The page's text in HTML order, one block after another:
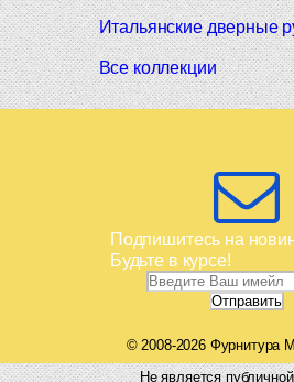
Итальянские дверные
Все коллекции
Подпишитесь на
Будьте в курсе!
© 2008-2026 Фурнитура
Не является